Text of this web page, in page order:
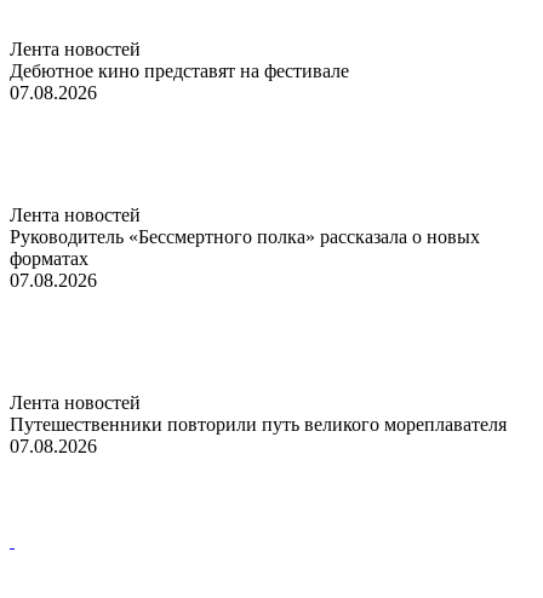
Лента новостей
Дебютное кино представят на фестивале
07.08.2026
Лента новостей
Руководитель «Бессмертного полка» рассказала о новых
форматах
07.08.2026
Лента новостей
Путешественники повторили путь великого мореплавателя
07.08.2026